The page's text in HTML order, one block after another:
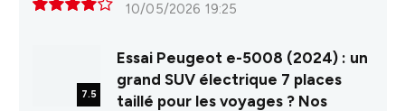
10/05/2026 19:25
7.5
Essai Peugeot e-5008 (2024) : un
grand SUV électrique 7 places
taillé pour les voyages ? Nos